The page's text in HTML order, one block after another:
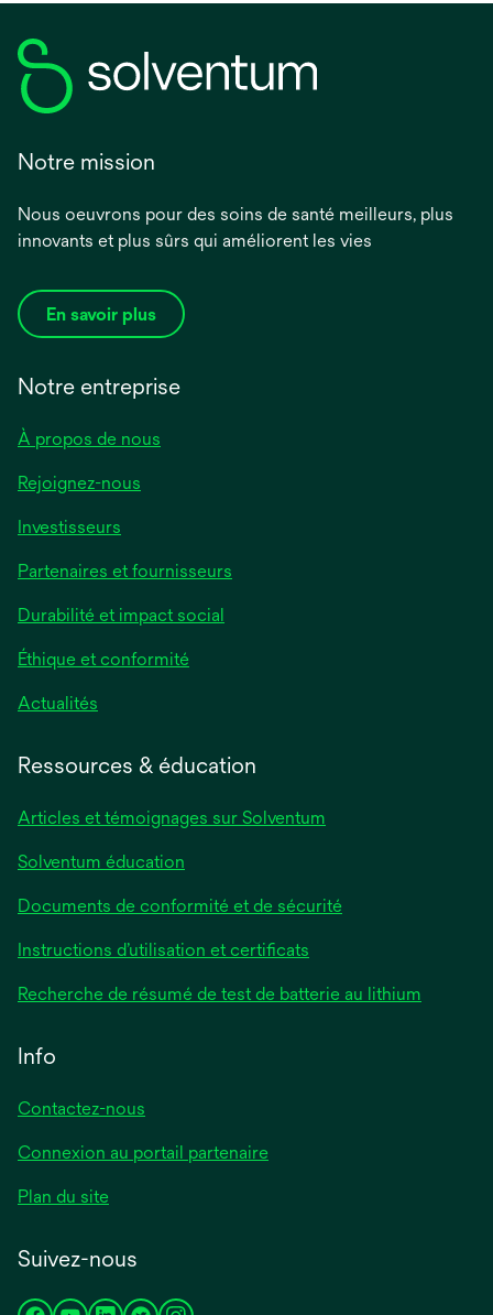
Notre mission
Nous oeuvrons pour des soins de santé meilleurs, plus
innovants et plus sûrs qui améliorent les vies
En savoir plus
Notre entreprise
À propos de nous
Rejoignez-nous
Investisseurs
Partenaires et fournisseurs
Durabilité et impact social
Éthique et conformité
Actualités
Ressources & éducation
Articles et témoignages sur Solventum
Solventum éducation
Documents de conformité et de sécurité
Instructions d’utilisation et certificats
Recherche de résumé de test de batterie au lithium
Info
Contactez-nous
Connexion au portail partenaire
Plan du site
Suivez-nous